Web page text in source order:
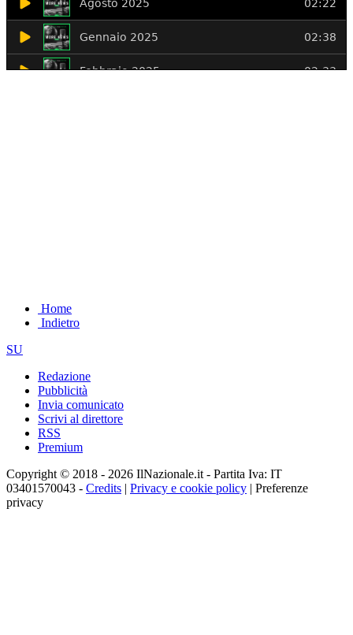
Home
Indietro
SU
Redazione
Pubblicità
Invia comunicato
Scrivi al direttore
RSS
Premium
Copyright © 2018 - 2026 IlNazionale.it - Partita Iva: IT
03401570043 - Credits | Privacy e cookie policy | Preferenze
privacy